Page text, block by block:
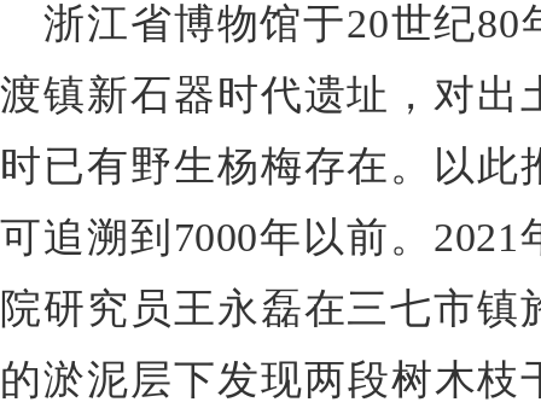
浙江省博物馆于20世纪
渡镇新石器时代遗址，对出
时已有野生杨梅存在。以此
可追溯到7000年以前。
院研究员王永磊在三七市
的淤泥层下发现两段树木枝